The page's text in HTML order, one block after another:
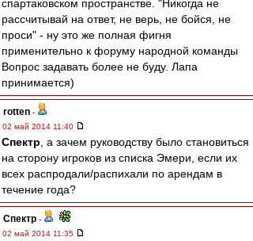
спартаковском пространстве. "Никогда не
рассчитывай на ответ, не верь, не бойся, не
проси" - ну это же полная фигня
применительно к форуму народной команды
Вопрос задавать более не буду. Лапа
принимается)
rotten -
02 май 2014 11:40
Спектр , а зачем руководству было становиться
на сторону игроков из списка Эмери, если их
всех распродали/распихали по арендам в
течение года?
Спектр -
02 май 2014 11:35